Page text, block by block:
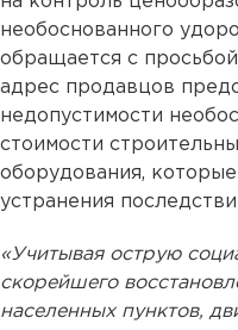
необоснованного
обращается с
адрес продавцов
недопустимости
стоимости
оборудования,
устранения
«Учитывая острую
скорейшего
населенных пунктов,